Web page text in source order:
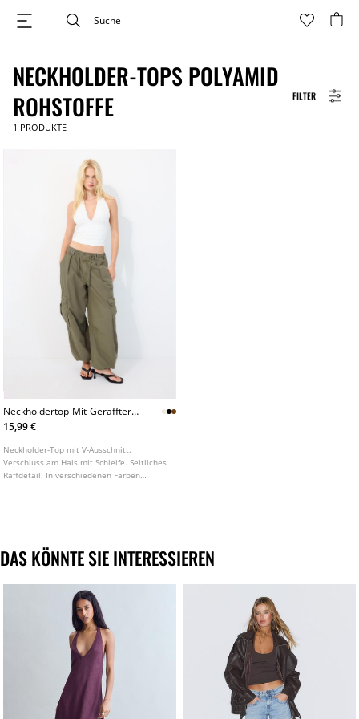
FILTER
NECKHOLDER-TOPS POLYAMID
ROHSTOFFE
1 PRODUKTE
Neckholdertop-Mit-Geraffter-
Schleife
15,99 €
Neckholder-Top mit V-Ausschnitt.
Verschluss am Hals mit Schleife. Seitliches
Raffdetail. In verschiedenen Farben
DAS KÖNNTE SIE INTERESSIEREN